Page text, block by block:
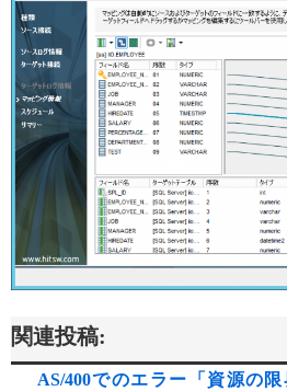
関連投稿:
AS/400でのエラー「資源の